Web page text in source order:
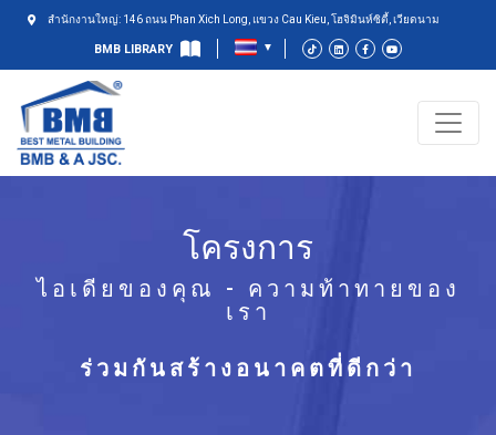
สำนักงานใหญ่: 146 ถนน Phan Xich Long, แขวง Cau Kieu, โฮจิมินห์ซิตี้, เวียดนาม
BMB LIBRARY
โครงการ
ไอเดียของคุณ - ความท้าทายของ
เรา
ร่วมกันสร้างอนาคตที่ดีกว่า